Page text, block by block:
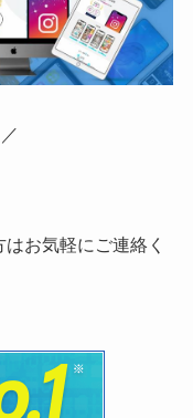
お気軽にご連絡く